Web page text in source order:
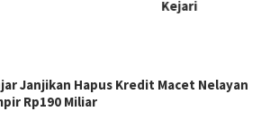
Janjikan Hapus Kredit Macet Nelayan
Rp190 Miliar